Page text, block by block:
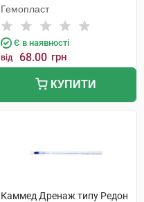
Гемопласт
Є в наявності
від 68.00 грн
КУПИТИ
Каммед Дренаж типу Редон